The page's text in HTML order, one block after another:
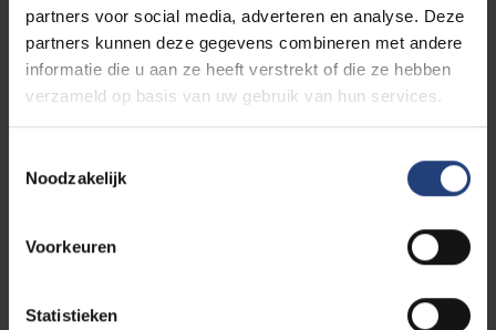
partners voor social media, adverteren en analyse. Deze
partners kunnen deze gegevens combineren met andere
informatie die u aan ze heeft verstrekt of die ze hebben
verzameld op basis van uw gebruik van hun services.
Noodzakelijk
Voorkeuren
Statistieken
VUB) – focus op celtherapieën, genetische
modificatie en innovatieve medische
toepassingen.
Synthetische biotechnologie (uniek aan de
en technologie.
masterprogramma.